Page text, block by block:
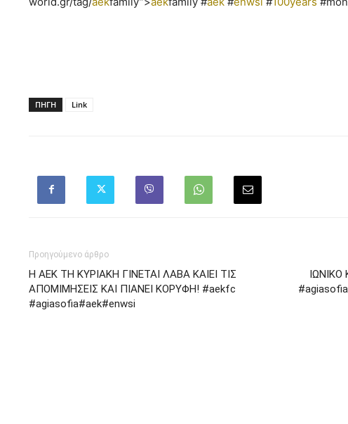
ΠΗΓΗ Link
Προηγούμενο άρθρο
Η ΑΕΚ ΤΗ ΚΥΡΙΑΚΗ ΓΙΝΕΤΑΙ ΛΑΒΑ ΚΑΙΕΙ ΤΙΣ
ΑΠΟΜΙΜΗΣΕΙΣ ΚΑΙ ΠΙΑΝΕΙ ΚΟΡΥΦΗ! #aekfc
#agiasofia#aek#enwsi